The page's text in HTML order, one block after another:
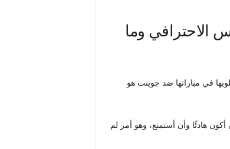
الاحترافي وما
التنس بعد بطولة أمريكا المفتوحة 2022، إن أسلوبها في مباراتها ضد جوينت هو
هادئًا وأن أستمتع، وهو أمر لم